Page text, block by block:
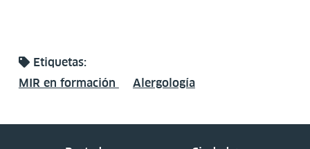
Etiquetas:
MIR en formación
Alergología